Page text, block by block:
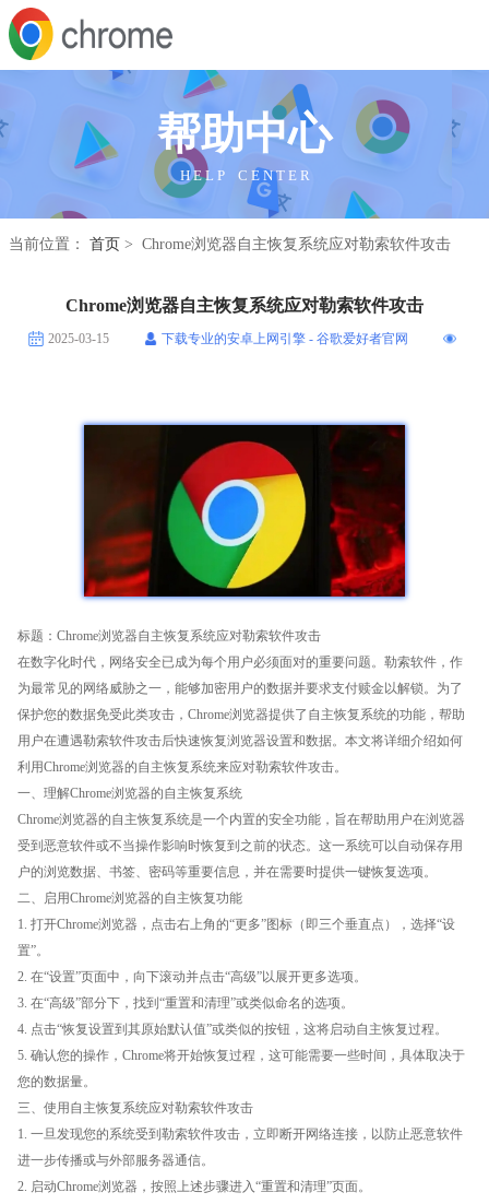
帮助中心
H E L P C E N T E R
当前位置： 首页 > Chrome浏览器自主恢复系统应对勒索软件攻击
Chrome浏览器自主恢复系统应对勒索软件攻击
2025-03-15 下载专业的安卓上网引擎 - 谷歌爱好者官网
标题：Chrome浏览器自主恢复系统应对勒索软件攻击
在数字化时代，网络安全已成为每个用户必须面对的重要问题。勒索软件，作
为最常见的网络威胁之一，能够加密用户的数据并要求支付赎金以解锁。为了
保护您的数据免受此类攻击，Chrome浏览器提供了自主恢复系统的功能，帮助
用户在遭遇勒索软件攻击后快速恢复浏览器设置和数据。本文将详细介绍如何
利用Chrome浏览器的自主恢复系统来应对勒索软件攻击。
一、理解Chrome浏览器的自主恢复系统
Chrome浏览器的自主恢复系统是一个内置的安全功能，旨在帮助用户在浏览器
受到恶意软件或不当操作影响时恢复到之前的状态。这一系统可以自动保存用
户的浏览数据、书签、密码等重要信息，并在需要时提供一键恢复选项。
二、启用Chrome浏览器的自主恢复功能
1. 打开Chrome浏览器，点击右上角的“更多”图标（即三个垂直点），选择“设
置”。
2. 在“设置”页面中，向下滚动并点击“高级”以展开更多选项。
3. 在“高级”部分下，找到“重置和清理”或类似命名的选项。
4. 点击“恢复设置到其原始默认值”或类似的按钮，这将启动自主恢复过程。
5. 确认您的操作，Chrome将开始恢复过程，这可能需要一些时间，具体取决于
您的数据量。
三、使用自主恢复系统应对勒索软件攻击
1. 一旦发现您的系统受到勒索软件攻击，立即断开网络连接，以防止恶意软件
进一步传播或与外部服务器通信。
2. 启动Chrome浏览器，按照上述步骤进入“重置和清理”页面。